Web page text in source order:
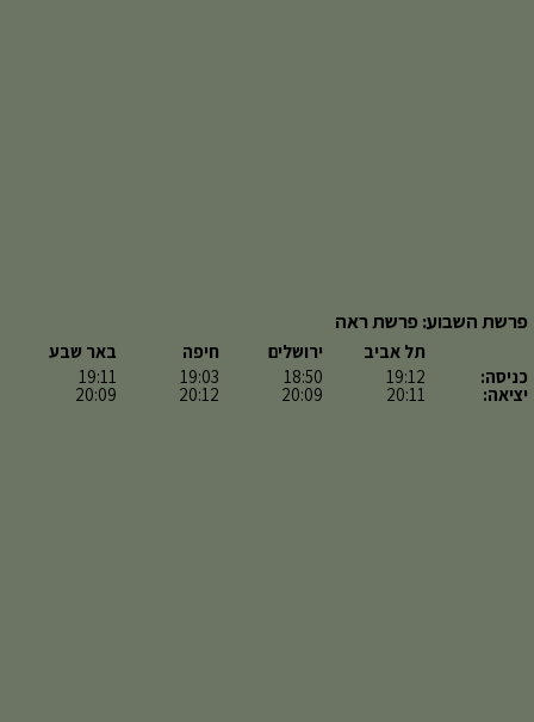
פרשת השבוע: פרשת ראה
כניסה:
יציאה:
תל אביב
19:12
20:11
ירושלים
18:50
20:09
חיפה
19:03
20:12
באר שבע
19:11
20:09